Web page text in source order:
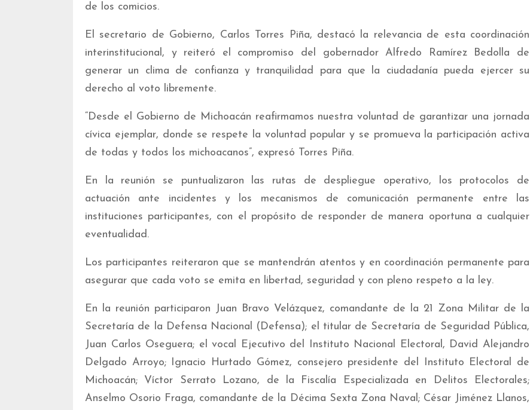
de los comicios.
El secretario de Gobierno, Carlos Torres Piña, destacó la relevancia de esta coordinación
interinstitucional, y reiteró el compromiso del gobernador Alfredo Ramírez Bedolla de
generar un clima de confianza y tranquilidad para que la ciudadanía pueda ejercer su
derecho al voto libremente.
“Desde el Gobierno de Michoacán reafirmamos nuestra voluntad de garantizar una jornada
cívica ejemplar, donde se respete la voluntad popular y se promueva la participación activa
de todas y todos los michoacanos”, expresó Torres Piña.
En la reunión se puntualizaron las rutas de despliegue operativo, los protocolos de
actuación ante incidentes y los mecanismos de comunicación permanente entre las
instituciones participantes, con el propósito de responder de manera oportuna a cualquier
eventualidad.
Los participantes reiteraron que se mantendrán atentos y en coordinación permanente para
asegurar que cada voto se emita en libertad, seguridad y con pleno respeto a la ley.
En la reunión participaron Juan Bravo Velázquez, comandante de la 21 Zona Militar de la
Secretaría de la Defensa Nacional (Defensa); el titular de Secretaría de Seguridad Pública,
Juan Carlos Oseguera; el vocal Ejecutivo del Instituto Nacional Electoral, David Alejandro
Delgado Arroyo; Ignacio Hurtado Gómez, consejero presidente del Instituto Electoral de
Michoacán; Víctor Serrato Lozano, de la Fiscalía Especializada en Delitos Electorales;
Anselmo Osorio Fraga, comandante de la Décima Sexta Zona Naval; César Jiménez Llanos,